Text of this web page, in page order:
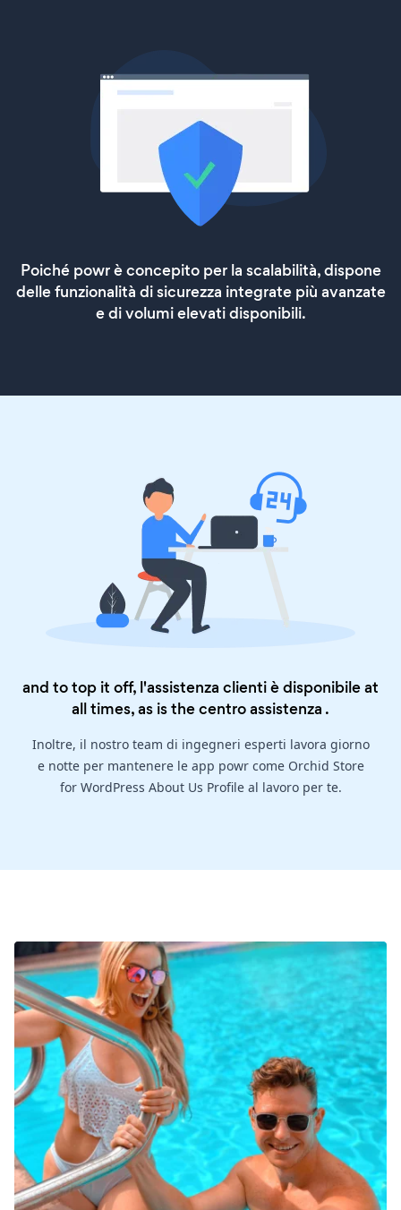
Poiché powr è concepito per la scalabilità, dispone
delle funzionalità di sicurezza integrate più avanzate
e di volumi elevati disponibili.
and to top it off, l'assistenza clienti è disponibile at
all times, as is thecentro assistenza .
Inoltre, il nostro team di ingegneri esperti lavora giorno
e notte per mantenere le app powr come Orchid Store
for WordPress About Us Profile al lavoro per te.